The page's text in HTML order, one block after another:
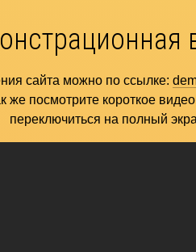
сайта можно по ссылке:
же посмотрите короткое
переключиться на полный